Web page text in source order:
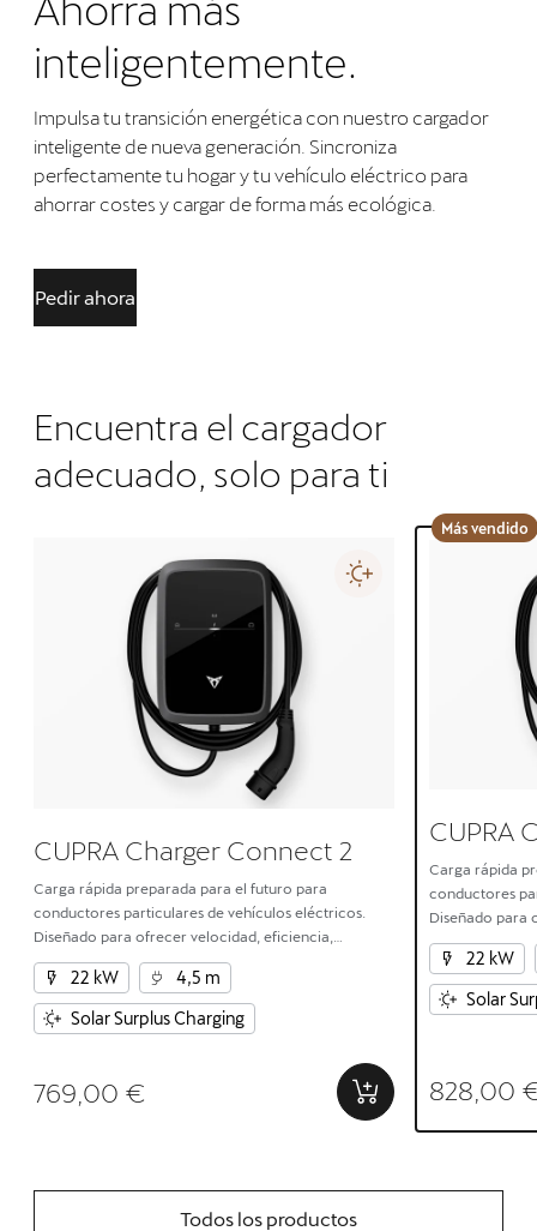
inteligentemente.
Impulsa tu transición energética con nuestro cargador
inteligente de nueva generación. Sincroniza
perfectamente tu hogar y tu vehículo eléctrico para
ahorrar costes y cargar de forma más ecológica.
Pedir ahora
Encuentra el cargador
adecuado, solo para ti
CUPRA Charger Connect 2
Carga rápida preparada para el futuro para
conductores particulares de vehículos eléctricos.
Diseñado para ofrecer velocidad, eficiencia,
seguridad y una integración perfecta entre hogar y
vehículo eléctrico.
22 kW
4,5 m
Solar Surplus Charging
769,00 €
Más vendido
CUPRA
Carga rápida
conductores
Diseñado para
seguridad y
y vehículo
22 kW
Solar
828,00
Todos los productos